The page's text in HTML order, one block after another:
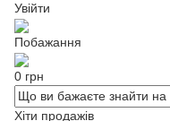
Увійти
Побажання
0 грн
Хіти продажів